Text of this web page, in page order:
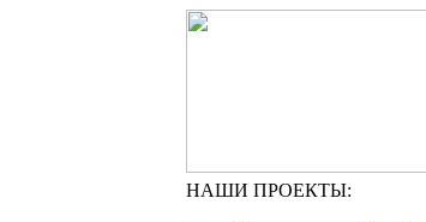
НАШИ ПРОЕКТЫ: